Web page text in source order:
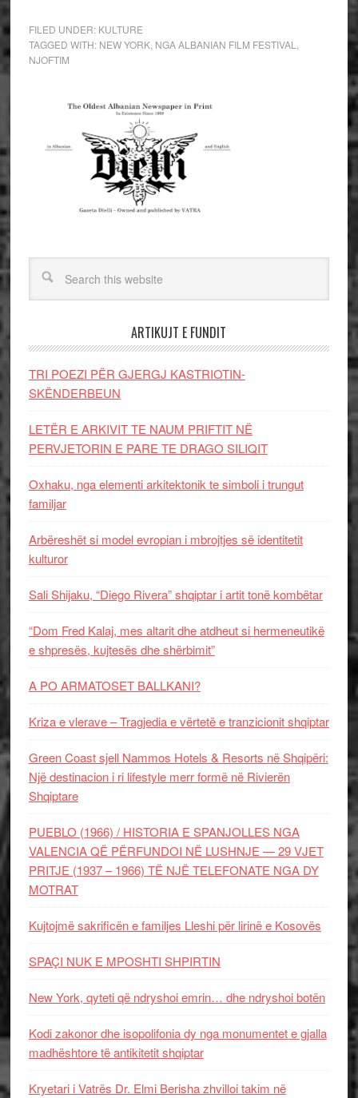
FILED UNDER: KULTURE
TAGGED WITH: NEW YORK, NGA ALBANIAN FILM FESTIVAL
NJOFTIM
ARTIKUJT E FUNDIT
TRI POEZI PËR GJERGJ KASTRIOTIN-
SKËNDERBEUN
LETËR E ARKIVIT TE NAUM PRIFTIT NË
PERVJETORIN E PARE TE DRAGO SILIQIT
Oxhaku, nga elementi arkitektonik te simboli i trungut
familjar
Arbëreshët si model evropian i mbrojtjes së identitetit
kulturor
Sali Shijaku, “Diego Rivera” shqiptar i artit tonë kombëtar
“Dom Fred Kalaj, mes altarit dhe atdheut si hermeneutikë
e shpresës, kujtesës dhe shërbimit”
A PO ARMATOSET BALLKANI?
Kriza e vlerave – Tragjedia e vërtetë e tranzicionit shqiptar
Green Coast sjell Nammos Hotels & Resorts në Shqipëri:
Një destinacion i ri lifestyle merr formë në Rivierën
Shqiptare
PUEBLO (1966) / HISTORIA E SPANJOLLES NGA
VALENCIA QË PËRFUNDOI NË LUSHNJE — 29 VJET
PRITJE (1937 – 1966) TË NJË TELEFONATE NGA DY
MOTRAT
Kujtojmë sakrificën e familjes Lleshi për lirinë e Kosovës
SPAÇI NUK E MPOSHTI SHPIRTIN
New York, qyteti që ndryshoi emrin… dhe ndryshoi botën
Kodi zakonor dhe isopolifonia dy nga monumentet e gjalla
madhështore të antikitetit shqiptar
Kryetari i Vatrës Dr. Elmi Berisha zhvilloi takim në